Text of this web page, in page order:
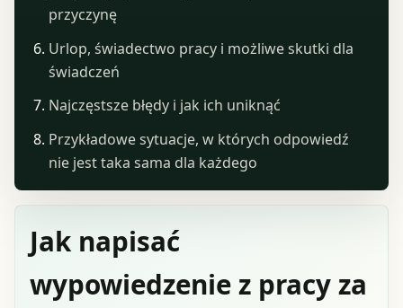
Jak napisać
wypowiedzenie z pracy za
przyczynę
Urlop, świadectwo pracy i możliwe skutki dla
świadczeń
Najczęstsze błędy i jak ich uniknąć
Przykładowe sytuacje, w których odpowiedź
nie jest taka sama dla każdego